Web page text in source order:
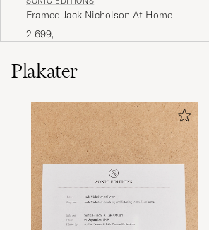
Framed Jack Nicholson At Home
2 699,-
Plakater